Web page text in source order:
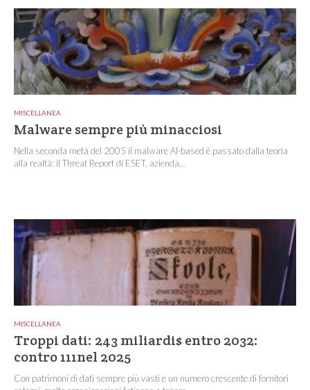
MISCELLANEA
Malware sempre più minacciosi
Nella seconda metà del 2005 il malware AI-based è passato dalla teoria
alla realtà: il Threat Report di ESET, azienda...
MISCELLANEA
Troppi dati: 243 miliardi$ entro 2032:
contro 111nel 2025
Con patrimoni di dati sempre più vasti e un numero crescente di fornitori